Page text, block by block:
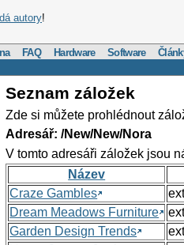
autory!
FAQ Hardware Software
Seznam záložek
Zde si můžete prohlédnout
Adresář: /New/New/Nora
V tomto adresáři záložek jsou
Název
Craze Gambles
Dream Meadows Furniture
Garden Design Trends